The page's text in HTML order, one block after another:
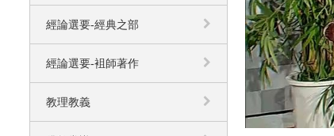
經論選要-經典之部
經論選要-袓師著作
教理教義